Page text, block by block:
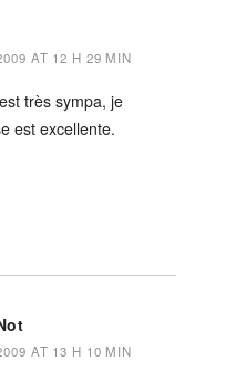
AT 12 H 29 MIN
très sympa, je
est excellente.
AT 13 H 10 MIN